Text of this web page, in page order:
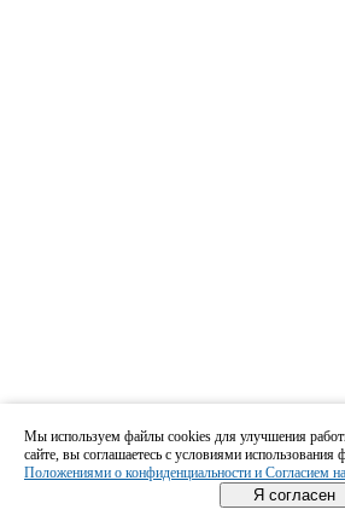
Мы используем файлы cookies для улучшения
сайте, вы соглашаетесь с условиями использования
Положениями о конфиденциальности и Согласием
Я согласен